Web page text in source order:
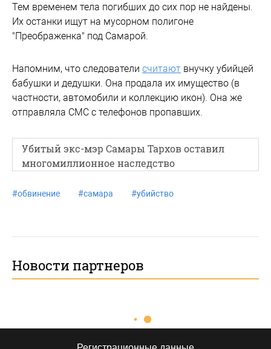
Тем временем тела погибших до сих пор не найдены.
Их останки ищут на мусорном полигоне
"Преображенка" под Самарой.
Напомним, что следователи считают внучку убийцей
бабушки и дедушки. Она продала их имущество (в
частности, автомобили и коллекцию икон). Она же
отправляла СМС с телефонов пропавших.
Убитый экс-мэр Самары Тархов оставил
многомиллионное наследство
#обвинение #самара #убийство
Новости партнеров